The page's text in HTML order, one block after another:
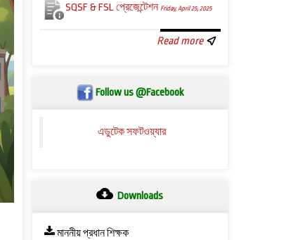
SQSF & FSL প্রেজেন্টেশন Friday, April 25, 2025
Read more
Follow us @Facebook
এডুটেক সফটওয়্যার
Downloads
মাননীয় প্রধান শিক্ষক